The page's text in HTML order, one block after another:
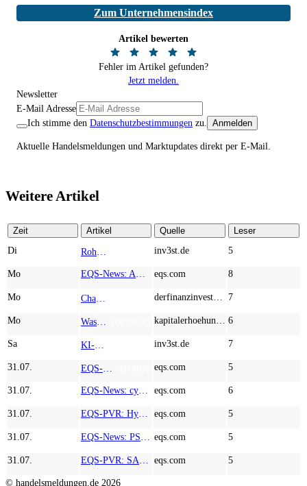
Zum Unternehmensindex
Artikel bewerten
Fehler im Artikel gefunden?
Jetzt melden.
Newsletter
E-Mail Adresse
Ich stimme den Datenschutzbestimmungen zu. Anmelden
Aktuelle Handelsmeldungen und Marktupdates direkt per E-Mail.
Weitere Artikel
Zeit Artikel Quelle
Leser
Di
inv3st.de 5
Mo eqs.com 8
Mo 7
Mo 6
Sa inv3st.de 7
31.07. eqs.com 5
31.07. eqs.com 6
31.07. eqs.com 5
31.07. eqs.com 5
31.07. eqs.com 5
© handelsmeldungen.de 2026